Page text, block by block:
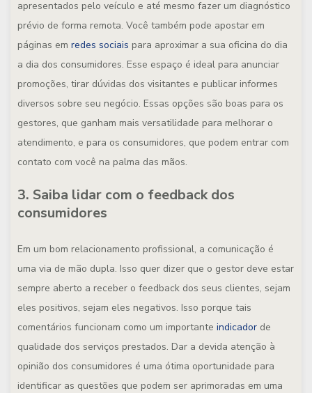
apresentados pelo veículo e até mesmo fazer um diagnóstico
prévio de forma remota. Você também pode apostar em
páginas em redes sociais para aproximar a sua oficina do dia
a dia dos consumidores. Esse espaço é ideal para anunciar
promoções, tirar dúvidas dos visitantes e publicar informes
diversos sobre seu negócio. Essas opções são boas para os
gestores, que ganham mais versatilidade para melhorar o
atendimento, e para os consumidores, que podem entrar com
contato com você na palma das mãos.
3. Saiba lidar com o feedback dos
consumidores
Em um bom relacionamento profissional, a comunicação é
uma via de mão dupla. Isso quer dizer que o gestor deve estar
sempre aberto a receber o feedback dos seus clientes, sejam
eles positivos, sejam eles negativos. Isso porque tais
comentários funcionam como um importante indicador de
qualidade dos serviços prestados. Dar a devida atenção à
opinião dos consumidores é uma ótima oportunidade para
identificar as questões que podem ser aprimoradas em uma